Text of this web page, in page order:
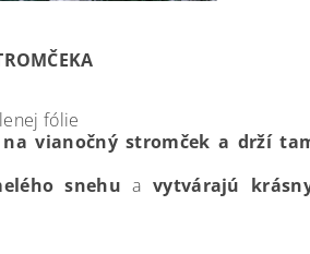
fólie
vianočný stromček a drží
snehua vytvárajú